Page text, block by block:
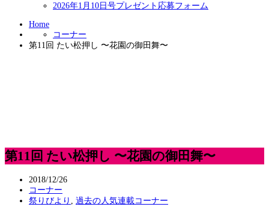
2026年1月10日号プレゼント応募フォーム
Home
コーナー
第11回 たい松押し 〜花園の御田舞〜
第11回 たい松押し 〜花園の御田舞〜
2018/12/26
コーナー
祭りびより
過去の人気連載コーナー